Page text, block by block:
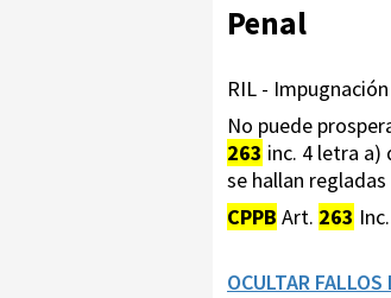
Penal
RIL -
No puede
263 inc. 4 letra a)
se hallan
CPPB Art. 263
OCULTAR FALLOS